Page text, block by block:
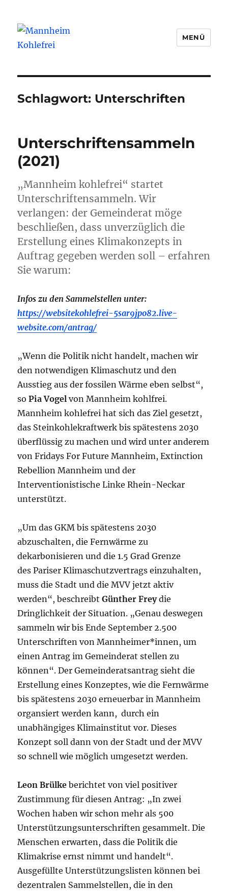
MENÜ
Schlagwort: Unterschriften
Unterschriftensammeln
(2021)
„Mannheim kohlefrei“ startet
Unterschriftensammeln. Wir
verlangen: der Gemeinderat möge
beschließen, dass unverzüglich die
Erstellung eines Klimakonzepts in
Auftrag gegeben werden soll – erfahren
Sie warum:
Infos zu den Sammelstellen unter:
https://websitekohlefrei-5sar9jpo82.live-
website.com/antrag/
„Wenn die Politik nicht handelt, machen wir
den notwendigen Klimaschutz und den
Ausstieg aus der fossilen Wärme eben selbst“,
soPia Vogel von Mannheim kohlfrei.
Mannheim kohlefrei hat sich das Ziel gesetzt,
das Steinkohlekraftwerk bis spätestens 2030
überflüssig zu machen und wird unter anderem
von Fridays For Future Mannheim, Extinction
Rebellion Mannheim und der
Interventionistische Linke Rhein-Neckar
unterstützt.
„Um das GKM bis spätestens 2030
abzuschalten, die Fernwärme zu
dekarbonisieren und die 1.5 Grad Grenze
des Pariser Klimaschutzvertrags einzuhalten,
muss die Stadt und die MVV jetzt aktiv
werden“, beschreibtGünther Freydie
Dringlichkeit der Situation. „Genau deswegen
sammeln wir bis Ende September 2.500
Unterschriften von Mannheimer*innen, um
einen Antrag im Gemeinderat stellen zu
können“. Der Gemeinderatsantrag sieht die
Erstellung eines Konzeptes, wie die Fernwärme
bis spätestens 2030 erneuerbar in Mannheim
organsiert werden kann, durch ein
unabhängiges Klimainstitut vor. Dieses
Konzept soll dann von der Stadt und der MVV
so schnell wie möglich umgesetzt werden.
Leon Brülke berichtet von viel positiver
Zustimmung für diesen Antrag: „In zwei
Wochen haben wir schon mehr als 500
Unterstützungsunterschriften gesammelt. Die
Menschen erwarten, dass die Politik die
Klimakrise ernst nimmt und handelt“.
Ausgefüllte Unterstützungslisten können bei
dezentralen Sammelstellen, die in den